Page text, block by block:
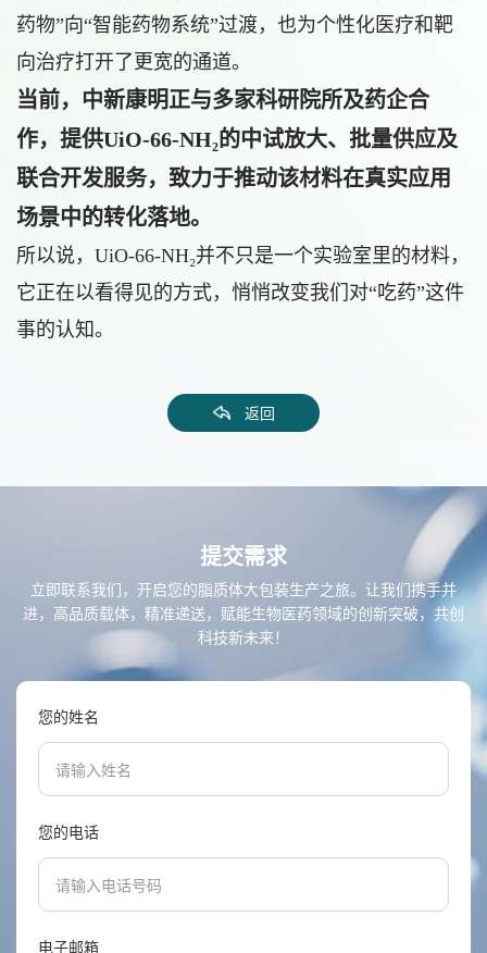
药物”向“智能药物系统”过渡，也为个性化医疗和靶
向治疗打开了更宽的通道。
当前，中新康明正与多家科研院所及药企合
作，提供UiO-66-NH₂的中试放大、批量供应及
联合开发服务，致力于推动该材料在真实应用
场景中的转化落地。
所以说，UiO-66-NH₂并不只是一个实验室里的材料，
它正在以看得见的方式，悄悄改变我们对“吃药”这件
事的认知。
返回
提交需求
立即联系我们，开启您的脂质体大包装生产之旅。让我们携手并
进，高品质载体，精准递送，赋能生物医药领域的创新突破，共创
科技新未来！
您的姓名
您的电话
电子邮箱